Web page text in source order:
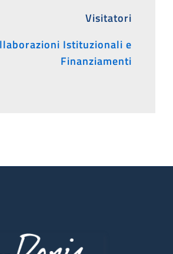
Visitatori
Istituzionali e
Finanziamenti